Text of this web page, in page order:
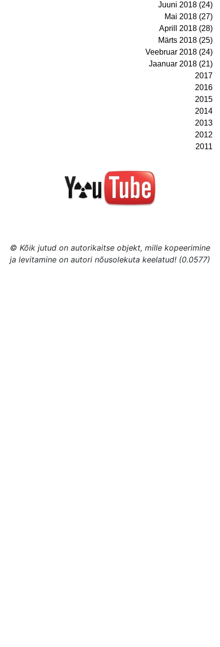
Juuni 2018 (24)
Mai 2018 (27)
Aprill 2018 (28)
Märts 2018 (25)
Veebruar 2018 (24)
Jaanuar 2018 (21)
2017
2016
2015
2014
2013
2012
2011
© Kõik jutud on autorikaitse objekt, mille kopeerimine
ja levitamine on autori nõusolekuta keelatud! (0.0577)